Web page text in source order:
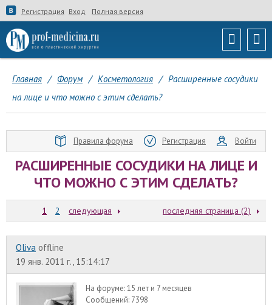
Регистрация Вход Полная версия
Главная / Форум / Косметология / Расширенные сосудики
на лице и что можно с этим сделать?
Правила форума Регистрация Войти
РАСШИРЕННЫЕ СОСУДИКИ НА ЛИЦЕ И
ЧТО МОЖНО С ЭТИМ СДЕЛАТЬ?
1 2 следующая последняя страница (2)
Oliva offline
19 янв. 2011 г., 15:14:17
На форуме:15 лет и 7 месяцев
Сообщений: 7398